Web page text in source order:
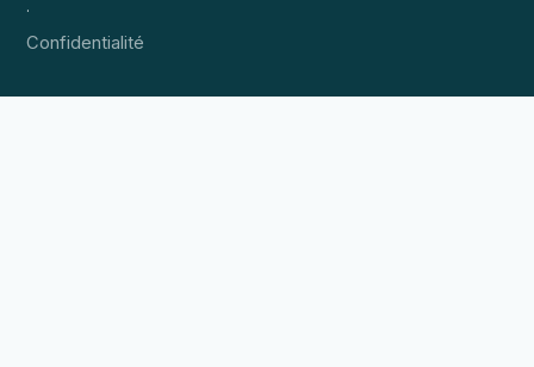
·
Confidentialité